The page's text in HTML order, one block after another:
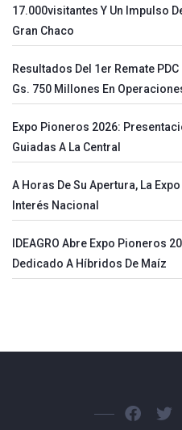
17.000visitantes Y Un Impulso
Gran Chaco
Resultados Del 1er Remate
Gs. 750 Millones En
Expo Pioneros 2026:
Guiadas A La Central
A Horas De Su Apertura, La
Interés Nacional
IDEAGRO Abre Expo Pioneros
Dedicado A Híbridos De Maíz